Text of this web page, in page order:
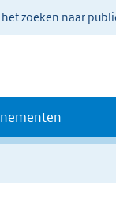
zoeken naar